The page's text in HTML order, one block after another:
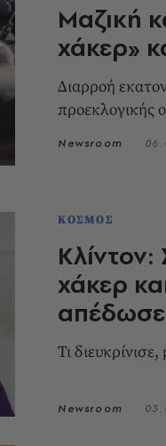
Μαζική
χάκερ»
Διαρροή
προεκλογικής
Newsroom
ΚΟΣΜΟΣ
χάκερ
απέδωσε
Τι
Newsroom